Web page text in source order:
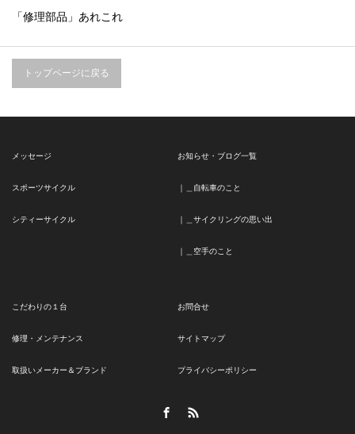
「修理部品」あれこれ
トップページに戻る
メッセージ
スポーツサイクル
シティーサイクル
お知らせ・ブログ一覧
｜＿自転車のこと
｜＿サイクリングの思い出
｜＿空手のこと
こだわりの１台
修理・メンテナンス
取扱いメーカー＆ブランド
お問合せ
サイトマップ
プライバシーポリシー